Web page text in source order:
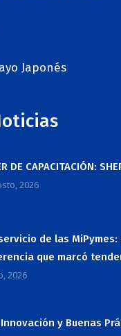
Japonés
DE CAPACITACIÓN:
2026
de las MiPymes:
que marcó
2026
Innovación y Buenas